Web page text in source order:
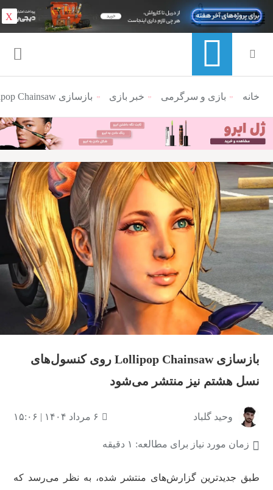
منوی ناوبری خرده نان
خانه بازی و سرگرمی خبر بازی بازسازی Lollipop Chainsaw روی کنسول‌های نسل هشتم نیز منتشر می‌شود
بازسازی Lollipop Chainsaw روی کنسول‌های
نسل هشتم نیز منتشر می‌شود
وحید گلباد ۶ مرداد ۱۴۰۴ | ۱۵:۰۶
زمان مورد نیاز برای مطالعه: ۱ دقیقه
طبق جدیدترین گزارش‌های منتشر شده، به نظر می‌رسد که
X